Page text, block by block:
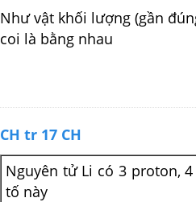
Như vật khối lượng (gần
coi là bằng nhau
CH tr 17 CH
Nguyên tử Li có 3 proton,
tố này